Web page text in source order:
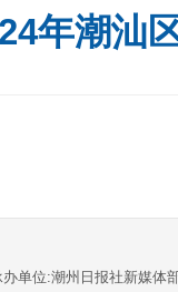
年潮汕
单位:潮州日报社新媒体